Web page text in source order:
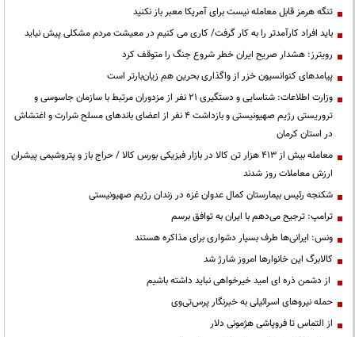
تنگه هرمز قابل معامله نیست برای آمریکا معبر باز نکنید
باید افراد کارآمدتر را به کار گرفت/ کاری می کنیم در معیشت مردم مشکلی پیش نیاید
رویترز: هشدار صریح ایران خطر شروع جنگ را متوقف کرد
پیامدهای کنوانسیون خزر از واگذاری بحرین هم زیان‌بارتر است
وزارت اطلاعات: شناسایی و دستگیری ۲۱ نفر از مزدوران مرتبط با سازمان جاسوسی و
تروریستی رژیم صهیونیستی و بازداشت ۴ نفر از اعضای باندهای مسلح شرارت و اغتشاش
در استان کرمان
معامله بیش از ۴۱۳ هزار تن کالا در بازار فیزیکی بورس کالا / حراج باز و پتروشیمی پیشران
ارزش معاملات روز شدند
شکنجه رئیس بیمارستان کمال عدوان غزه در زندان رژیم صهیونیستی
ترامپ: ترجیح می‌دهم با ایران به توافق برسم
ونس: ایرانی‌ها طرف بسیار دشواری برای مذاکره هستند
کالابرگ این خانوارها امروز شارژ شد
از دشمن ذره ای امید خیرخواهی نباید داشته باشیم
حمله نیروهای اسرائیلی به خبرنگار پرس‌تی‌وی
از التماس تا فروپاشی هژمونی دلار